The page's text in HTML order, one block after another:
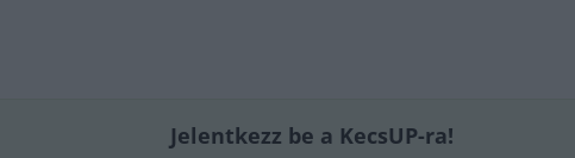
Jelentkezz be a KecsUP-ra!